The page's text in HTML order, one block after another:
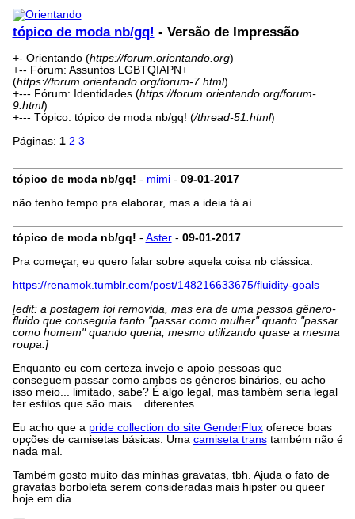
tópico de moda nb/gq! - Versão de Impressão
+- Orientando (https://forum.orientando.org)
+-- Fórum: Assuntos LGBTQIAPN+
(https://forum.orientando.org/forum-7.html)
+--- Fórum: Identidades (https://forum.orientando.org/forum-
9.html)
+--- Tópico: tópico de moda nb/gq! (/thread-51.html)
Páginas: 1 2 3
tópico de moda nb/gq! - mimi- 09-01-2017
não tenho tempo pra elaborar, mas a ideia tá aí
tópico de moda nb/gq! - Aster- 09-01-2017
Pra começar, eu quero falar sobre aquela coisa nb clássica:
https://renamok.tumblr.com/post/148216633675/fluidity-goals
[edit: a postagem foi removida, mas era de uma pessoa gênero-
fluido que conseguia tanto "passar como mulher" quanto "passar
como homem" quando queria, mesmo utilizando quase a mesma
roupa.]
Enquanto eu com certeza invejo e apoio pessoas que
conseguem passar como ambos os gêneros binários, eu acho
isso meio... limitado, sabe? É algo legal, mas também seria legal
ter estilos que são mais... diferentes.
Eu acho que a pride collection do site GenderFluxoferece boas
opções de camisetas básicas. Uma camiseta transtambém não é
nada mal.
Também gosto muito das minhas gravatas, tbh. Ajuda o fato de
gravatas borboleta serem consideradas mais hipster ou queer
hoje em dia.